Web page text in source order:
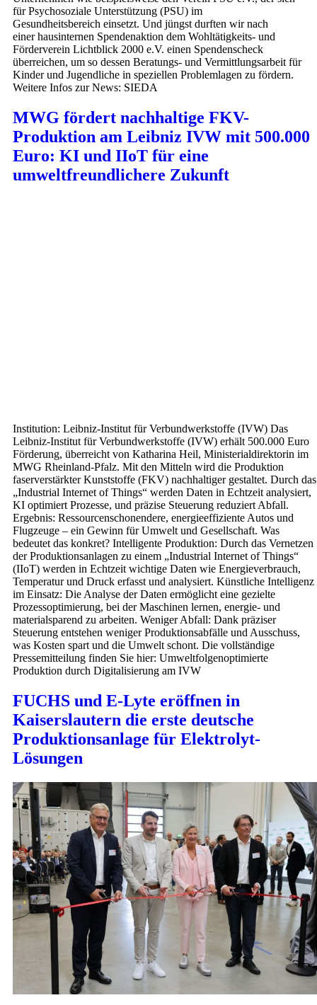
für Psychosoziale Unterstützung (PSU) im
Gesundheitsbereich einsetzt. Und jüngst durften wir nach
einer hausinternen Spendenaktion dem Wohltätigkeits- und
Förderverein Lichtblick 2000 e.V. einen Spendenscheck
überreichen, um so dessen Beratungs- und Vermittlungsarbeit für
Kinder und Jugendliche in speziellen Problemlagen zu fördern.
Weitere Infos zur News: SIEDA
MWG fördert nachhaltige FKV-
Produktion am Leibniz IVW mit 500.000
Euro: KI und IIoT für eine
umweltfreundlichere Zukunft
Institution: Leibniz-Institut für Verbundwerkstoffe (IVW) Das
Leibniz-Institut für Verbundwerkstoffe (IVW) erhält 500.000 Euro
Förderung, überreicht von Katharina Heil, Ministerialdirektorin im
MWG Rheinland-Pfalz. Mit den Mitteln wird die Produktion
faserverstärkter Kunststoffe (FKV) nachhaltiger gestaltet. Durch das
„Industrial Internet of Things“ werden Daten in Echtzeit analysiert,
KI optimiert Prozesse, und präzise Steuerung reduziert Abfall.
Ergebnis: Ressourcenschonendere, energieeffiziente Autos und
Flugzeuge – ein Gewinn für Umwelt und Gesellschaft. Was
bedeutet das konkret? Intelligente Produktion: Durch das Vernetzen
der Produktionsanlagen zu einem „Industrial Internet of Things“
(IIoT) werden in Echtzeit wichtige Daten wie Energieverbrauch,
Temperatur und Druck erfasst und analysiert. Künstliche Intelligenz
im Einsatz: Die Analyse der Daten ermöglicht eine gezielte
Prozessoptimierung, bei der Maschinen lernen, energie- und
materialsparend zu arbeiten. Weniger Abfall: Dank präziser
Steuerung entstehen weniger Produktionsabfälle und Ausschuss,
was Kosten spart und die Umwelt schont. Die vollständige
Pressemitteilung finden Sie hier: Umweltfolgenoptimierte
Produktion durch Digitalisierung am IVW
FUCHS und E-Lyte eröffnen in
Kaiserslautern die erste deutsche
Produktionsanlage für Elektrolyt-
Lösungen